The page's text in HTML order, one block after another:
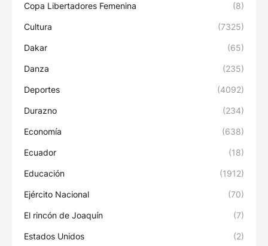
Copa Libertadores Femenina (8)
Cultura (7325)
Dakar (65)
Danza (235)
Deportes (4092)
Durazno (234)
Economía (638)
Ecuador (18)
Educación (1912)
Ejército Nacional (70)
El rincón de Joaquín (7)
Estados Unidos (2)